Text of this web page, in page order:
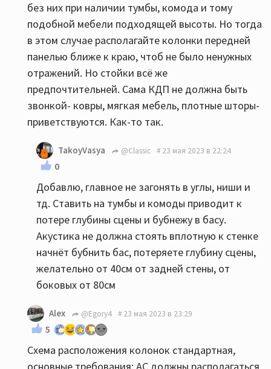
без них при наличии тумбы, комода и тому
подобной мебели подходящей высоты. Но тогда
в этом случае располагайте колонки передней
панелью ближе к краю, чтоб не было ненужных
отражений. Но стойки всё же
предпочтительней. Сама КДП не должна быть
звонкой- ковры, мягкая мебель, плотные шторы-
приветствуются. Как-то так.
TakoyVasya @Classic 23 мая 2023 в 22:24
0
Добавлю, главное не загонять в углы, ниши и
тд. Ставить на тумбы и комоды приводит к
потере глубины сцены и бубнежу в басу.
Акустика не должна стоять вплотную к стенке
начнёт бубнить бас, потеряете глубину сцены,
желательно от 40см от задней стены, от
боковых от 80см
Alex @Egory4 23 мая 2023 в 23:29
5
Схема расположения колонок стандартная,